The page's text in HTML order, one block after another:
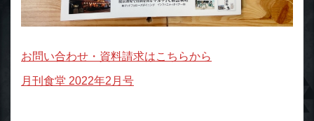
お問い合わせ・資料請求はこちらから
月刊食堂 2022年2月号